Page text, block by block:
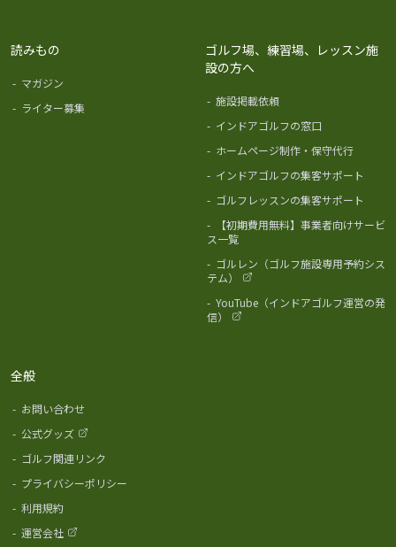
読みもの
- マガジン
- ライター募集
ゴルフ場、練習場、レッスン施
設の方へ
- 施設掲載依頼
- インドアゴルフの窓口
- ホームページ制作・保守代行
- インドアゴルフの集客サポート
- ゴルフレッスンの集客サポート
-
【初期費用無料】事業者向けサービ
ス一覧
- ゴルレン（ゴルフ施設専用予約シス
テム）
- YouTube（インドアゴルフ運営の発
信）
全般
- お問い合わせ
- 公式グッズ
- ゴルフ関連リンク
- プライバシーポリシー
- 利用規約
- 運営会社